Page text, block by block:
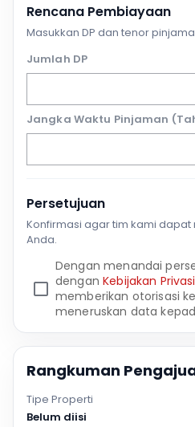
Rencana Pembiayaan
Masukkan DP dan tenor
Jumlah DP
Jangka Waktu Pinjaman
Persetujuan
Konfirmasi agar tim kami
Anda.
Dengan menandai
denganKebijakan Privasi
memberikan otorisasi
meneruskan data
Rangkuman
Tipe Properti
Belum diisi